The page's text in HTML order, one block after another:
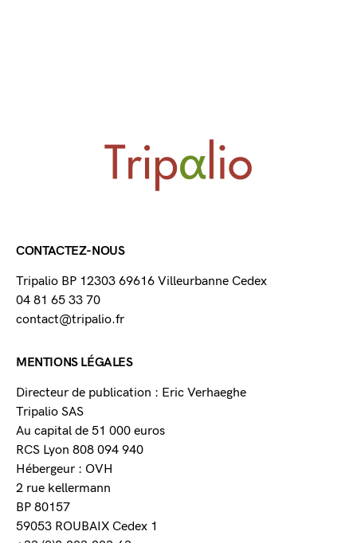
CONTACTEZ-NOUS
Tripalio BP 12303 69616 Villeurbanne Cedex
04 81 65 33 70
contact@tripalio.fr
MENTIONS LÉGALES
Directeur de publication : Eric Verhaeghe
Tripalio SAS
Au capital de 51 000 euros
RCS Lyon 808 094 940
Hébergeur : OVH
2 rue kellermann
BP 80157
59053 ROUBAIX Cedex 1